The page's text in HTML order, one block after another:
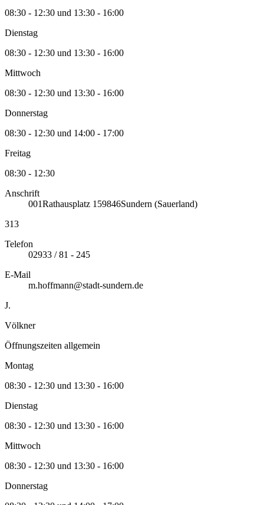
08:30 - 12:30 und 13:30 - 16:00
Dienstag
08:30 - 12:30 und 13:30 - 16:00
Mittwoch
08:30 - 12:30 und 13:30 - 16:00
Donnerstag
08:30 - 12:30 und 14:00 - 17:00
Freitag
08:30 - 12:30
Anschrift
001Rathausplatz 1 59846Sundern (Sauerland)
313
Telefon
02933 / 81 - 245
E-Mail
m.hoffmann@stadt-sundern.de
J.
Völkner
Öffnungszeiten allgemein
Montag
08:30 - 12:30 und 13:30 - 16:00
Dienstag
08:30 - 12:30 und 13:30 - 16:00
Mittwoch
08:30 - 12:30 und 13:30 - 16:00
Donnerstag